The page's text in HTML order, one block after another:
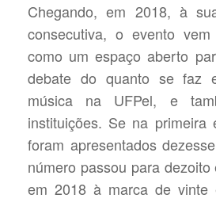
Chegando, em 2018, à
consecutiva, o evento
como um espaço aberto
debate do quanto se faz
música na UFPel, e
instituições. Se na primeira
foram apresentados
número passou para
em 2018 à marca de vinte